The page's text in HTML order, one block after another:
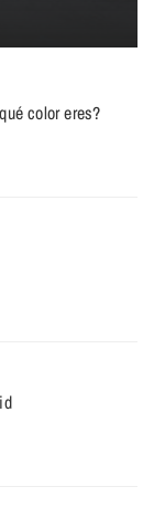
color eres?